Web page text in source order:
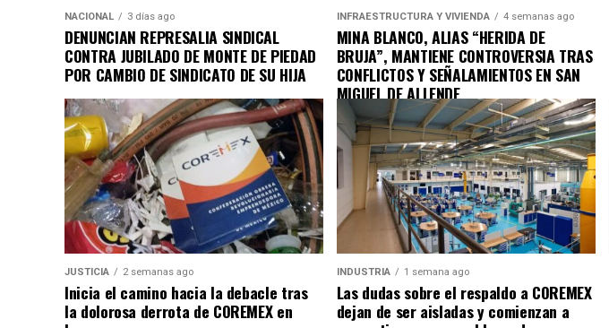
NACIONAL 3 días ago
DENUNCIAN REPRESALIA SINDICAL
CONTRA JUBILADO DE MONTE DE PIEDAD
POR CAMBIO DE SINDICATO DE SU HIJA
INFRAESTRUCTURA Y VIVIENDA 4 semanas ago
MINA BLANCO, ALIAS “HERIDA DE
BRUJA”, MANTIENE CONTROVERSIA TRAS
CONFLICTOS Y SEÑALAMIENTOS EN SAN
MIGUEL DE ALLENDE
JUSTICIA 2 semanas ago
Inicia el camino hacia la debacle tras
la dolorosa derrota de COREMEX en
INDUSTRIA 1 semana ago
Las dudas sobre el respaldo a COREMEX
dejan de ser aisladas y comienzan a